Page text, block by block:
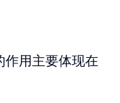
作用主要体现在